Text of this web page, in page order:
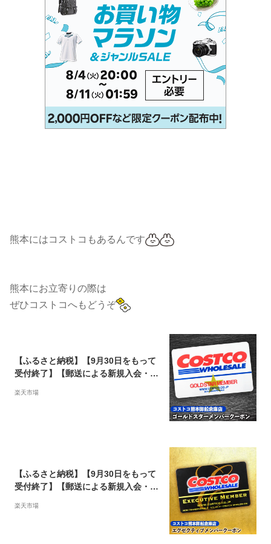
熊本にはコストコもあるんです
熊本にお立寄りの際は
ぜひコストコへもどうぞ
【ふるさと納税】【9月30日をもって
受付終了】【郵送による新規入会・更
ー（新規入会・更新）メンバーシップ
楽天市場
【ふるさと納税】【9月30日をもって
受付終了】【郵送による新規入会・更
会・更新）メンバーシップクーポン
楽天市場